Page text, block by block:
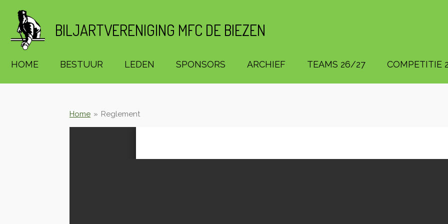
direct
naar
de
BILJARTVERENIGING MFC DE BIEZEN
HOME BESTUUR LEDEN SPONSORS ARCHIEF TEAMS 26/27 COMPETITIE
Home » Reglement